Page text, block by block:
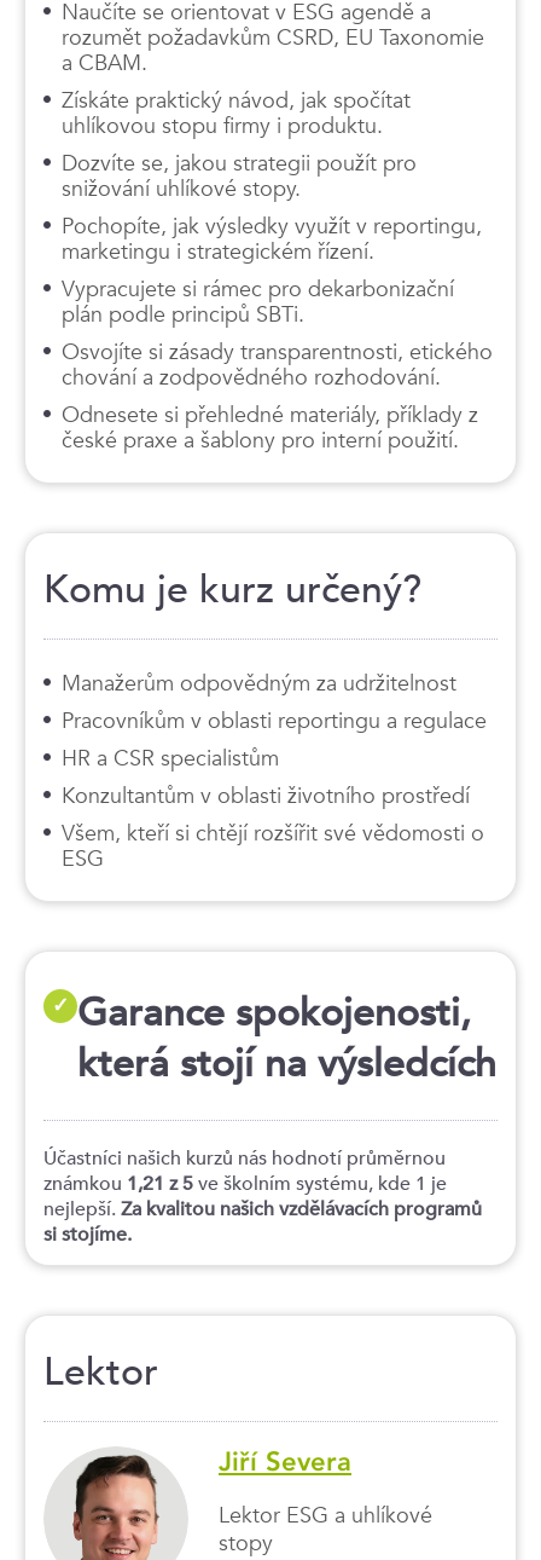
Naučíte se orientovat v ESG agendě a
rozumět požadavkům CSRD, EU Taxonomie
a CBAM.
Získáte praktický návod, jak spočítat
uhlíkovou stopu firmy i produktu.
Dozvíte se, jakou strategii použít pro
snižování uhlíkové stopy.
Pochopíte, jak výsledky využít v reportingu,
marketingu i strategickém řízení.
Vypracujete si rámec pro dekarbonizační
plán podle principů SBTi.
Osvojíte si zásady transparentnosti, etického
chování a zodpovědného rozhodování.
Odnesete si přehledné materiály, příklady z
české praxe a šablony pro interní použití.
Komu je kurz určený?
Manažerům odpovědným za udržitelnost
Pracovníkům v oblasti reportingu a regulace
HR a CSR specialistům
Konzultantům v oblasti životního prostředí
Všem, kteří si chtějí rozšířit své vědomosti o
ESG
✓ Garance spokojenosti,
která stojí na výsledcích
Účastníci našich kurzů nás hodnotí průměrnou
známkou 1,21 z 5ve školním systému, kde 1 je
nejlepší. Za kvalitou našich vzdělávacích programů
si stojíme.
Lektor
Jiří Severa
Lektor ESG a uhlíkové
stopy